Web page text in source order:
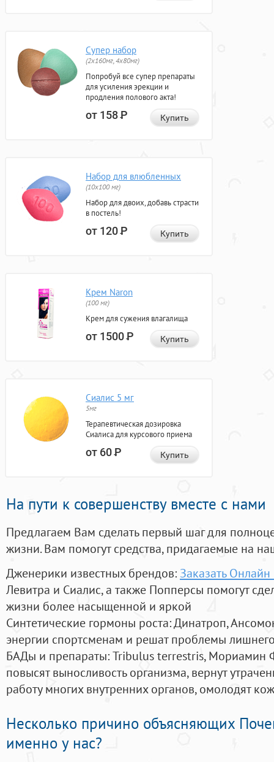
Супер набор
(2х160мг, 4х80мг)
Попробуй все супер препараты
для усиления эрекции и
продления полового акта!
от 158Р Купить
Набор для влюбленных
(10х100 мг)
Набор для двоих, добавь страсти
в постель!
от 120Р Купить
Крем Naron
(100 мг)
Крем для сужения влагалища
от 1500Р Купить
Сиалис 5 мг
5мг
Терапевтическая дозировка
Сиалиса для курсового приема
от 60Р Купить
На пути к совершенству вместе с нами
Предлагаем Вам сделать первый шаг для
жизни. Вам помогут средства, придагаемые на
Дженерики известных брендов: Заказать
Левитра и Сиалис, а также Попперсы помогут
жизни более насыщенной и яркой
Синтетические гормоны роста: Динатроп,
энергии спортсменам и решат проблемы
БАДы и препараты:Tribulus terrestris, Мориамин
повысят выносливость организма, вернут
работу многих внутренних органов, омолодят
Несколько причино объясняющих
именно у нас?